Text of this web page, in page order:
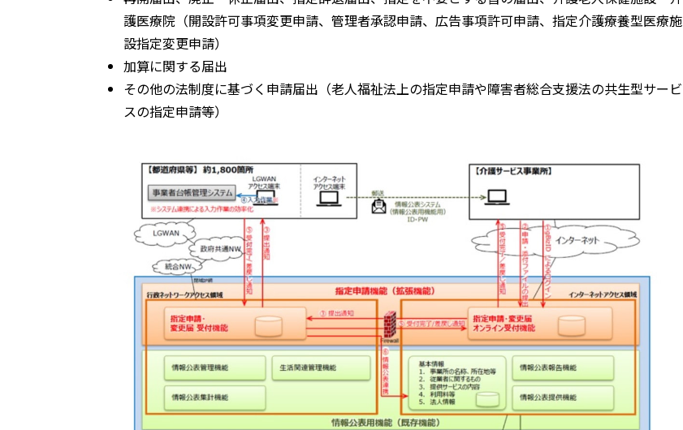
護医療院（開設許可事項変更申請、管理者承認申請、広告事項許可申請、指定介護療養型医療施
設指定変更申請）
加算に関する届出
その他の法制度に基づく申請届出（老人福祉法上の指定申請や障害者総合支援法の共生型サービ
スの指定申請等）